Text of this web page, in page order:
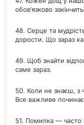
обов’язково
48. Серце та
дорости. Що зараз
49. Щоб знайти
саме зараз.
50. Коли не знаєш, з
Все важливе
51. Помилка — часто